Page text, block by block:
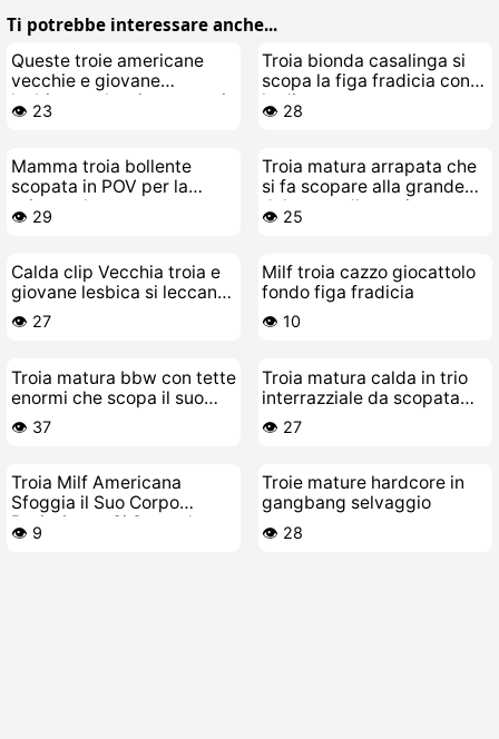
Ti potrebbe interessare anche...
Queste troie americane
vecchie e giovane
lesbicone che si scopano in
letto
👁️ 23
Troia bionda casalinga si
scopa la figa fradicia con
le dita
👁️ 28
Mamma troia bollente
scopata in POV per la
prima volta
👁️ 29
Troia matura arrapata che
si fa scopare alla grande
dal suo stallone giovane
👁️ 25
Calda clip Vecchia troia e
giovane lesbica si leccano
la figa
👁️ 27
Milf troia cazzo giocattolo
fondo figa fradicia
👁️ 10
Troia matura bbw con tette
enormi che scopa il suo
toy-boy
👁️ 37
Troia matura calda in trio
interrazziale da scopata
selvaggia
👁️ 27
Troia Milf Americana
Sfoggia il Suo Corpo
Durissimo e Si Scopa la
Figa Bagnata
👁️ 9
Troie mature hardcore in
gangbang selvaggio
👁️ 28